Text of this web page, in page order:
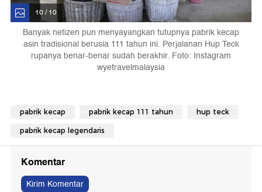
10 / 10
Banyak netizen pun menyayangkan tutupnya pabrik kecap
asin tradisional berusia 111 tahun ini. Perjalanan Hup Teck
rupanya benar-benar sudah berakhir. Foto: Instagram
wyetravelmalaysia
pabrik kecap pabrik kecap 111 tahun hup teck
pabrik kecap legendaris
Komentar
Kirim Komentar